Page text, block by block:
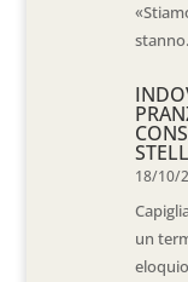
18/10/
un